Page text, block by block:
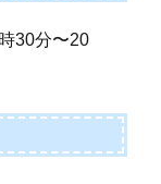
30分〜20